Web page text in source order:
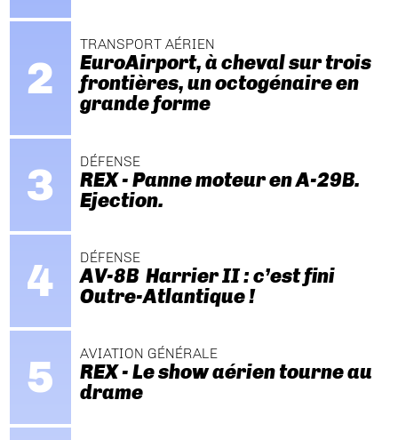
TRANSPORT AÉRIEN
EuroAirport, à cheval sur trois
frontières, un octogénaire en
grande forme
DÉFENSE
REX - Panne moteur en A-29B.
Ejection.
DÉFENSE
AV-8B Harrier II : c’est fini
Outre-Atlantique !
AVIATION GÉNÉRALE
REX - Le show aérien tourne au
drame